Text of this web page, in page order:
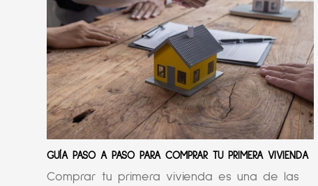
GUÍA PASO A PASO PARA COMPRAR TU PRIMERA VIVIENDA
Comprar tu primera vivienda es una de las